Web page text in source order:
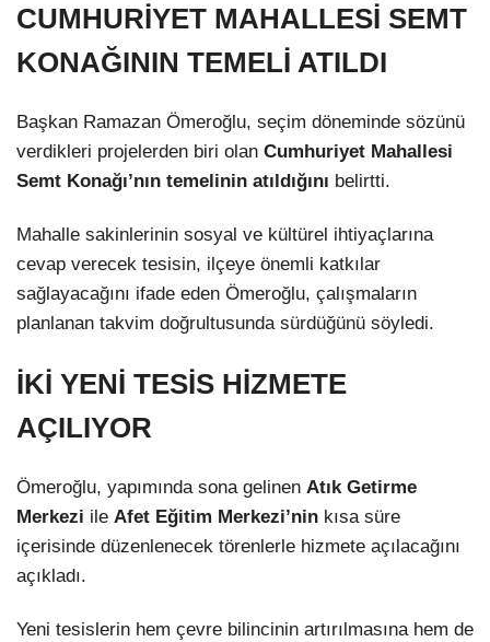
CUMHURİYET MAHALLESİ SEMT
KONAĞININ TEMELİ ATILDI
Başkan Ramazan Ömeroğlu, seçim döneminde sözünü
verdikleri projelerden biri olan Cumhuriyet Mahallesi
Semt Konağı’nın temelinin atıldığını belirtti.
Mahalle sakinlerinin sosyal ve kültürel ihtiyaçlarına
cevap verecek tesisin, ilçeye önemli katkılar
sağlayacağını ifade eden Ömeroğlu, çalışmaların
planlanan takvim doğrultusunda sürdüğünü söyledi.
İKİ YENİ TESİS HİZMETE
AÇILIYOR
Ömeroğlu, yapımında sona gelinen Atık Getirme
Merkezi ile Afet Eğitim Merkezi’nin kısa süre
içerisinde düzenlenecek törenlerle hizmete açılacağını
açıkladı.
Yeni tesislerin hem çevre bilincinin artırılmasına hem de